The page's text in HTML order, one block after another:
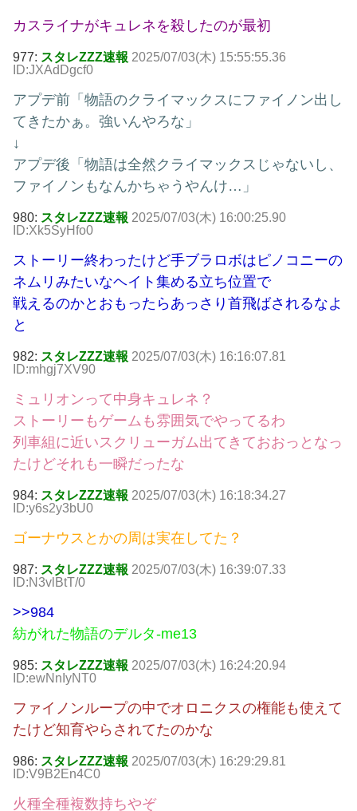
カスライナがキュレネを殺したのが最初
977: スタレZZZ速報 2025/07/03(木) 15:55:55.36
ID:JXAdDgcf0
アプデ前「物語のクライマックスにファイノン出し
てきたかぁ。強いんやろな」
↓
アプデ後「物語は全然クライマックスじゃないし、
ファイノンもなんかちゃうやんけ…」
980: スタレZZZ速報 2025/07/03(木) 16:00:25.90
ID:Xk5SyHfo0
ストーリー終わったけど手ブラロボはピノコニーの
ネムリみたいなヘイト集める立ち位置で
戦えるのかとおもったらあっさり首飛ばされるなよ
と
982: スタレZZZ速報 2025/07/03(木) 16:16:07.81
ID:mhgj7XV90
ミュリオンって中身キュレネ？
ストーリーもゲームも雰囲気でやってるわ
列車組に近いスクリューガム出てきておおっとなっ
たけどそれも一瞬だったな
984: スタレZZZ速報 2025/07/03(木) 16:18:34.27
ID:y6s2y3bU0
ゴーナウスとかの周は実在してた？
987: スタレZZZ速報 2025/07/03(木) 16:39:07.33
ID:N3vlBtT/0
>>984
紡がれた物語のデルタ-me13
985: スタレZZZ速報 2025/07/03(木) 16:24:20.94
ID:ewNnIyNT0
ファイノンループの中でオロニクスの権能も使えて
たけど知育やらされてたのかな
986: スタレZZZ速報 2025/07/03(木) 16:29:29.81
ID:V9B2En4C0
火種全種複数持ちやぞ